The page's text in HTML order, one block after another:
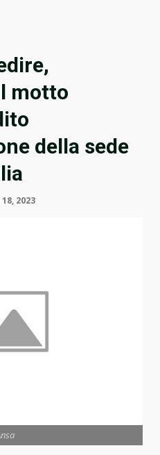
motto
della sede
2023